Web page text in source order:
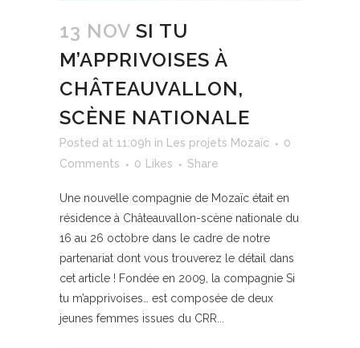
13 NOV SI TU
M’APPRIVOISES À
CHÂTEAUVALLON,
SCÈNE NATIONALE
Posted at 11:09h in Les projets Mozaïc
0
Comments
0 Likes Share
Une nouvelle compagnie de Mozaïc était en
résidence à Châteauvallon-scène nationale du
16 au 26 octobre dans le cadre de notre
partenariat dont vous trouverez le détail dans
cet article ! Fondée en 2009, la compagnie Si
tu m’apprivoises… est composée de deux
jeunes femmes issues du CRR...